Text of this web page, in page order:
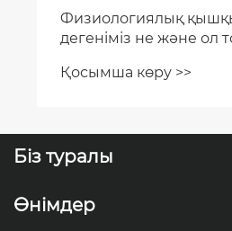
Біз туралы
Өнімдер